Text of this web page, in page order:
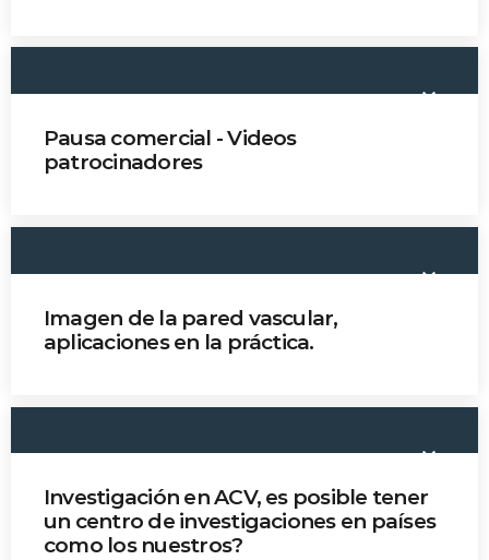
Time
keyboard_arrow_down
Pausa comercial - Videos
patrocinadores
keyboard_arrow_down
Imagen de la pared vascular,
aplicaciones en la práctica.
keyboard_arrow_down
Investigación en ACV, es posible tener
un centro de investigaciones en países
como los nuestros?